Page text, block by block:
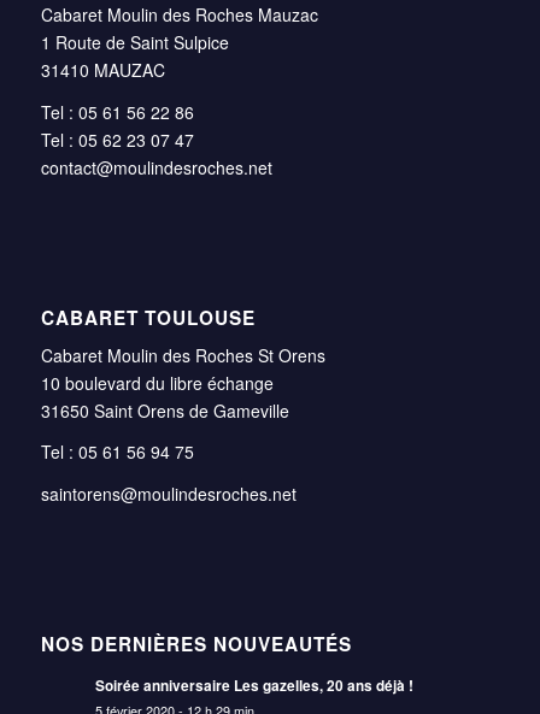
Cabaret Moulin des Roches Mauzac
1 Route de Saint Sulpice
31410 MAUZAC
Tel : 05 61 56 22 86
Tel : 05 62 23 07 47
contact@moulindesroches.net
CABARET TOULOUSE
Cabaret Moulin des Roches St Orens
10 boulevard du libre échange
31650 Saint Orens de Gameville
Tel : 05 61 56 94 75
saintorens@moulindesroches.net
NOS DERNIÈRES NOUVEAUTÉS
Soirée anniversaire Les gazelles, 20 ans déjà !